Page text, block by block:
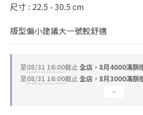
尺寸 : 22.5 - 30.5 cm
版型偏小建議大一號較舒適
至08/31 16:00截止全店，8月4000滿額
至08/31 16:00截止全店，8月3000滿額